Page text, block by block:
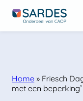
Home » Friesch
met een beperking’